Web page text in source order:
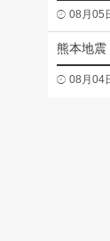
08月05
熊本地
08月04